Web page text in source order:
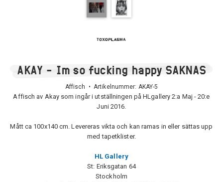
AKAY - Im so fucking happy SAKNAS
Affisch • Artikelnummer: AKAY-5
Affisch av Akay som ingår i utställningen på HLgallery 2:a Maj - 20:e
Juni 2016.
Mått ca 100x140 cm. Levereras vikta och kan ramas in eller sättas upp
med tapetklister.
HL Gallery
St: Eriksgatan 64
Stockholm